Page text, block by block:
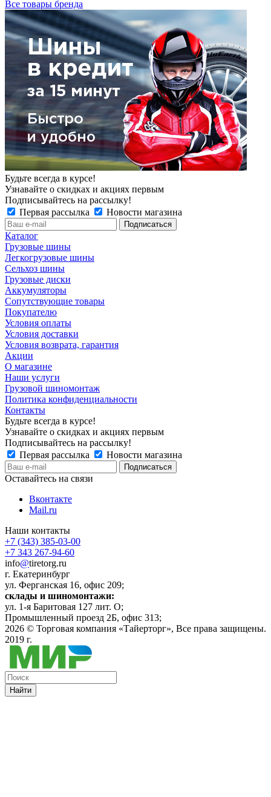
Все товары бренда
Будьте всегда в курсе!
Узнавайте о скидках и акциях первым
Подписывайтесь на рассылку!
Первая рассылка
Новости магазина
Каталог
Грузовые шины
Легкогрузовые шины
Сельхоз шины
Грузовые диски
Аккумуляторы
Сопутствующие товары
Покупателю
Условия оплаты
Условия доставки
Условия возврата, гарантия
Акции
О магазине
Наши услуги
Грузовой шиномонтаж
Политика конфиденциальности
Контакты
Будьте всегда в курсе!
Узнавайте о скидках и акциях первым
Подписывайтесь на рассылку!
Первая рассылка
Новости магазина
Оставайтесь на связи
Вконтакте
Mail.ru
Наши контакты
+7 (343) 385-03-00
+7 343 267-94-60
info@tiretorg.ru
г. Екатеринбург
ул. Ферганская 16, офис 209;
склады и шиномонтажи:
ул. 1-я Баритовая 127 лит. О;
Промышленный проезд 2Б, офис 313;
2026 © Торговая компания «Тайерторг», Все права защищены.
2019 г.
Найти